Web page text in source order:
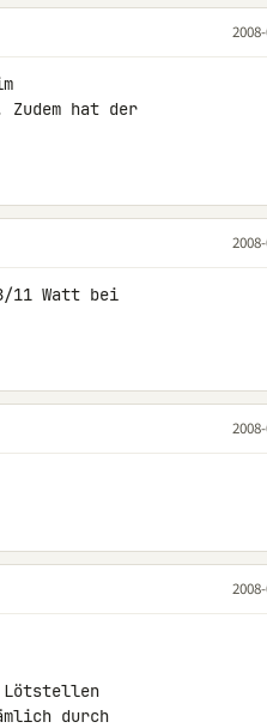
hat der
11 Watt bei
Lötstellen
durch